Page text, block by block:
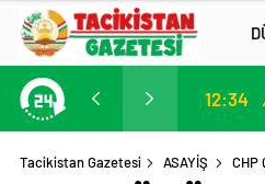
Participation in the 13th EU–Central Asia High-Level Political and Security Dialogue 12:34
Tacikistan Gazetesi ASAYİŞ CHP